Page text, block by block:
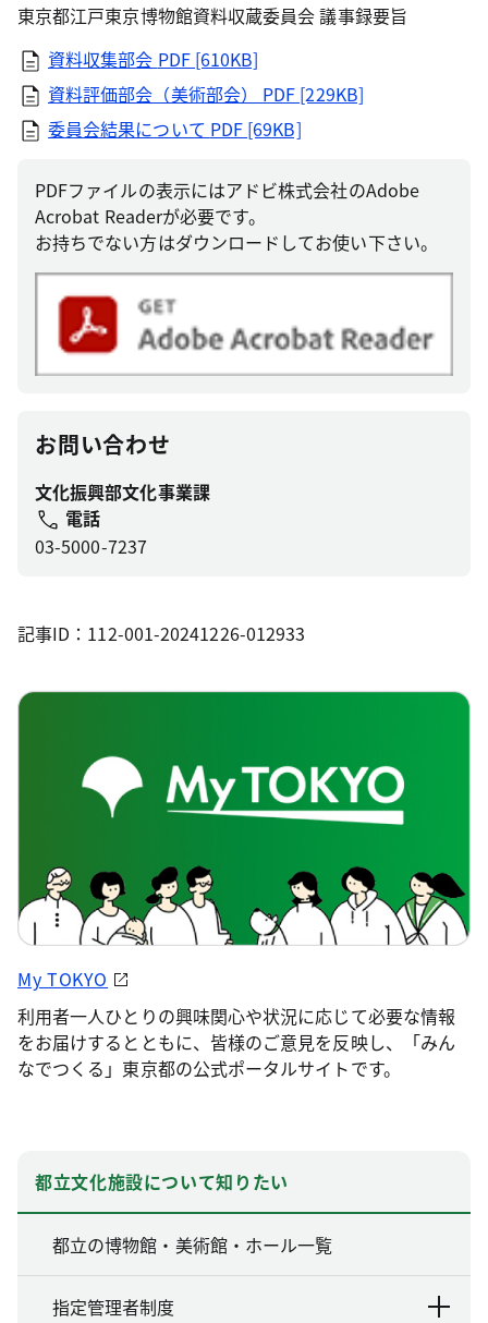
東京都江戸東京博物館資料収蔵委員会 議事録要旨
資料収集部会 PDF [610KB]
資料評価部会（美術部会） PDF [229KB]
委員会結果について PDF [69KB]
PDFファイルの表示にはアドビ株式会社のAdobe
Acrobat Readerが必要です。
お持ちでない方はダウンロードしてお使い下さい。
お問い合わせ
文化振興部文化事業課
電話
03-5000-7237
記事ID：112-001-20241226-012933
My TOKYO
利用者一人ひとりの興味関心や状況に応じて必要な情報
をお届けするとともに、皆様のご意見を反映し、「みん
なでつくる」東京都の公式ポータルサイトです。
都立文化施設について知りたい
都立の博物館・美術館・ホール一覧
指定管理者制度